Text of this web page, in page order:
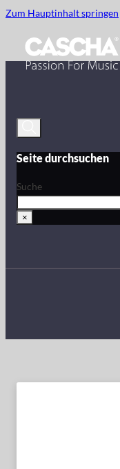
Zum Hauptinhalt springen
Seite durchsuchen
Suche
×